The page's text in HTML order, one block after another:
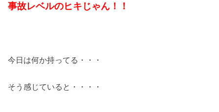
事故レベルのヒキじゃん！！
今日は何か持ってる・・・
そう感じていると・・・・